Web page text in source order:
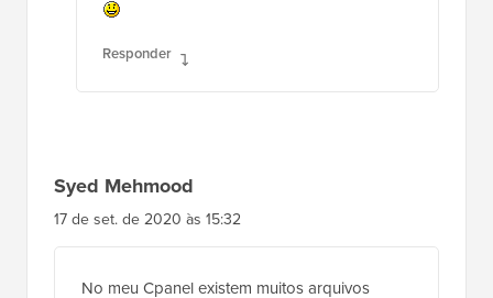
Responder
Syed Mehmood
17 de set. de 2020 às 15:32
No meu Cpanel existem muitos arquivos